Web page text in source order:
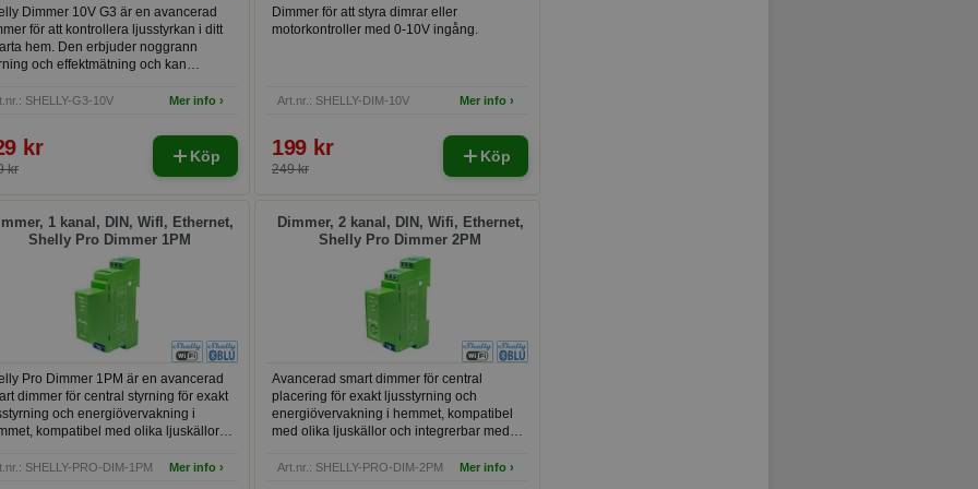
Dimmer 10V G3 är en avancerad
för att kontrollera ljusstyrkan i ditt
hem. Den erbjuder noggrann
och effektmätning och kan
Den är kompatibel med 0-
motorer och ventiler.
SHELLY-G3-10V Mer info ›
kr
kr
Köp
Dimmer för att styra dimrar eller
motorkontroller med 0-10V ingång.
Art.nr.: SHELLY-DIM-10V Mer info ›
199 kr
249 kr
Köp
1 kanal, DIN, WifI, Ethernet,
Shelly Pro Dimmer 1PM
Pro Dimmer 1PM är en avancerad
dimmer för central styrning för exakt
och energiövervakning i
kompatibel med olika ljuskällor
SHELLY-PRO-DIM-1PM Mer info ›
Dimmer, 2 kanal, DIN, Wifi, Ethernet,
Shelly Pro Dimmer 2PM
Avancerad smart dimmer för central
placering för exakt ljusstyrning och
energiövervakning i hemmet, kompatibel
med olika ljuskällor och integrerbar med
Art.nr.: SHELLY-PRO-DIM-2PM Mer info ›